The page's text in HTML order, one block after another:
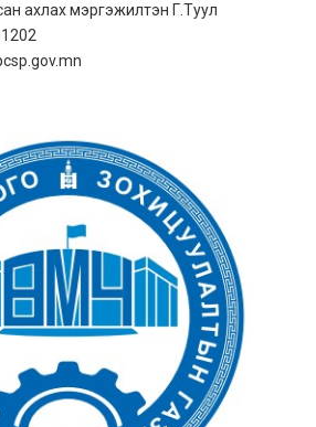
ахлах мэргэжилтэн Г.Туул